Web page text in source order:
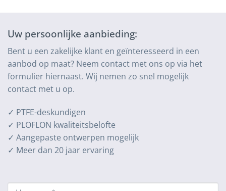
Uw persoonlijke aanbieding:
Bent u een zakelijke klant en geïnteresseerd in een
aanbod op maat? Neem contact met ons op via het
formulier hiernaast. Wij nemen zo snel mogelijk
contact met u op.
✓ PTFE-deskundigen
✓ PLOFLON kwaliteitsbelofte
✓ Aangepaste ontwerpen mogelijk
✓ Meer dan 20 jaar ervaring